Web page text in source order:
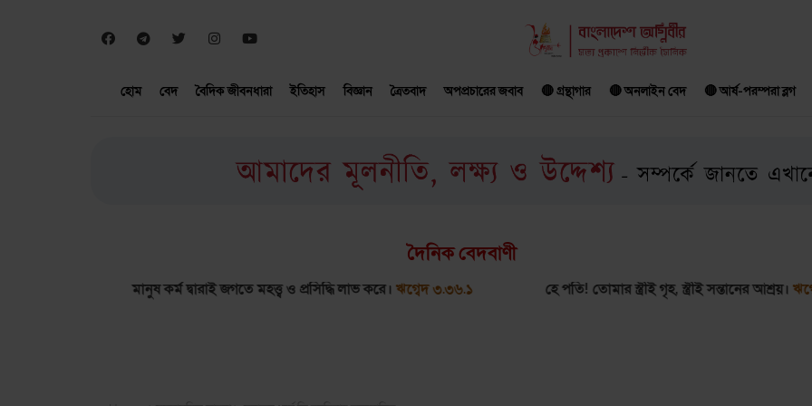
হোম বেদ বৈদিক জীবনধারা ইতিহাস বিজ্ঞান ত্রৈতবাদ অপপ্রচারের জবাব 🔴 গ্রন্থাগার 🔴 অনলাইন বেদ 🔴 আর্ষ-পরম্পরা ব্লগ
দৈনিক বেদবাণী
মানুষ কর্ম দ্বারাই জগতে মহত্ত্ব ও প্রসিদ্ধি লাভ করে।ঋগ্বেদ ৩.৩৬.১ হে পতি! তোমার স্ত্রীই গৃহ, স্ত্রীই সন্তানের আশ্রয়।ঋগ্বেদ